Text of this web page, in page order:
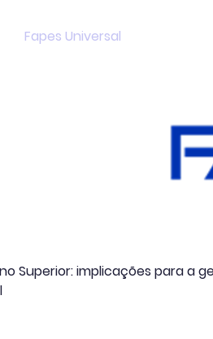
Fapes Universal
Superior: implicações para